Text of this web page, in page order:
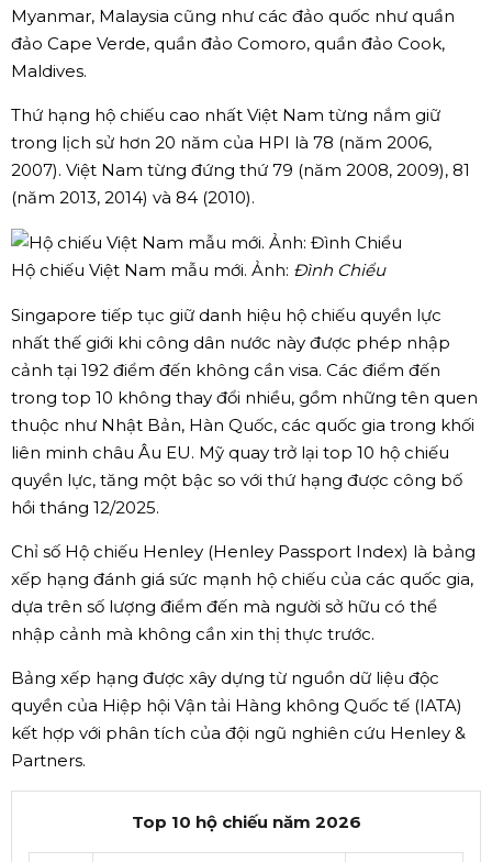
Myanmar, Malaysia cũng như các đảo quốc như quần
đảo Cape Verde, quần đảo Comoro, quần đảo Cook,
Maldives.
Thứ hạng hộ chiếu cao nhất Việt Nam từng nắm giữ
trong lịch sử hơn 20 năm của HPI là 78 (năm 2006,
2007). Việt Nam từng đứng thứ 79 (năm 2008, 2009), 81
(năm 2013, 2014) và 84 (2010).
Hộ chiếu Việt Nam mẫu mới. Ảnh: Đình Chiểu
Singapore tiếp tục giữ danh hiệu hộ chiếu quyền lực
nhất thế giới khi công dân nước này được phép nhập
cảnh tại 192 điểm đến không cần visa. Các điểm đến
trong top 10 không thay đổi nhiều, gồm những tên quen
thuộc như Nhật Bản, Hàn Quốc, các quốc gia trong khối
liên minh châu Âu EU. Mỹ quay trở lại top 10 hộ chiếu
quyền lực, tăng một bậc so với thứ hạng được công bố
hồi tháng 12/2025.
Chỉ số Hộ chiếu Henley (Henley Passport Index) là bảng
xếp hạng đánh giá sức mạnh hộ chiếu của các quốc gia,
dựa trên số lượng điểm đến mà người sở hữu có thể
nhập cảnh mà không cần xin thị thực trước.
Bảng xếp hạng được xây dựng từ nguồn dữ liệu độc
quyền của Hiệp hội Vận tải Hàng không Quốc tế (IATA)
kết hợp với phân tích của đội ngũ nghiên cứu Henley &
Partners.
Top 10 hộ chiếu năm 2026